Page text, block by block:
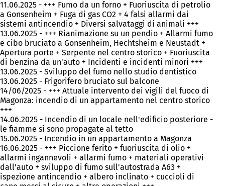
11.06.2025 - +++ Fumo da un forno + Fuoriuscita di petrolio
a Gonsenheim + Fuga di gas CO2 + 4 falsi allarmi dai
sistemi antincendio + Diversi salvataggi di animali +++
13.06.2025 - +++ Rianimazione su un pendio + Allarmi fumo
e cibo bruciato a Gonsenheim, Hechtsheim e Neustadt +
Apertura porte + Serpente nel centro storico + Fuoriuscita
di benzina da un'auto + Incidenti e incidenti minori +++
13.06.2025 - Sviluppo del fumo nello studio dentistico
13.06.2025 - Frigorifero bruciato sul balcone
14/06/2025 - +++ Attuale intervento dei vigili del fuoco di
Magonza: incendio di un appartamento nel centro storico
+++
14.06.2025 - Incendio di un locale nell'edificio posteriore -
le fiamme si sono propagate al tetto
15.06.2025 - Incendio in un appartamento a Magonza
16.06.2025 - +++ Piccione ferito + fuoriuscita di olio +
allarmi ingannevoli + allarmi fumo + materiali operativi
dall'auto + sviluppo di fumo sull'autostrada A63 +
ispezione antincendio + albero inclinato + cuccioli di